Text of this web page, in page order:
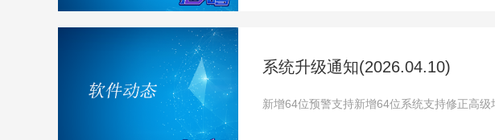
系统升级通知(2026.04.10)
新增64位预警支持新增64位系统支持修正高